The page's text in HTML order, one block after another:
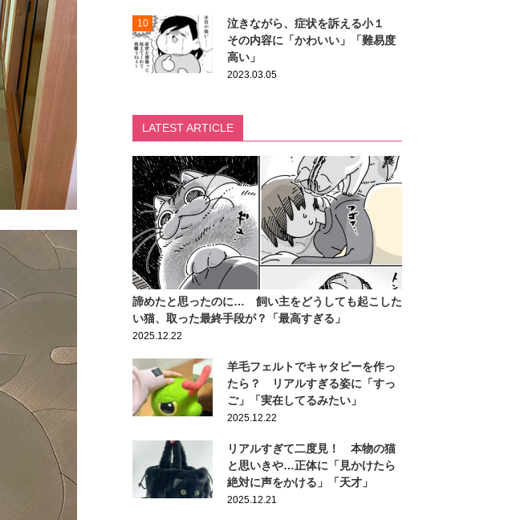
10
泣きながら、症状を訴える小１
その内容に「かわいい」「難易度
高い」
2023.03.05
LATEST ARTICLE
諦めたと思ったのに… 飼い主をどうしても起こした
い猫、取った最終手段が？「最高すぎる」
2025.12.22
羊毛フェルトでキャタピーを作っ
たら？ リアルすぎる姿に「すっ
ご」「実在してるみたい」
2025.12.22
リアルすぎて二度見！ 本物の猫
と思いきや…正体に「見かけたら
絶対に声をかける」「天才」
2025.12.21